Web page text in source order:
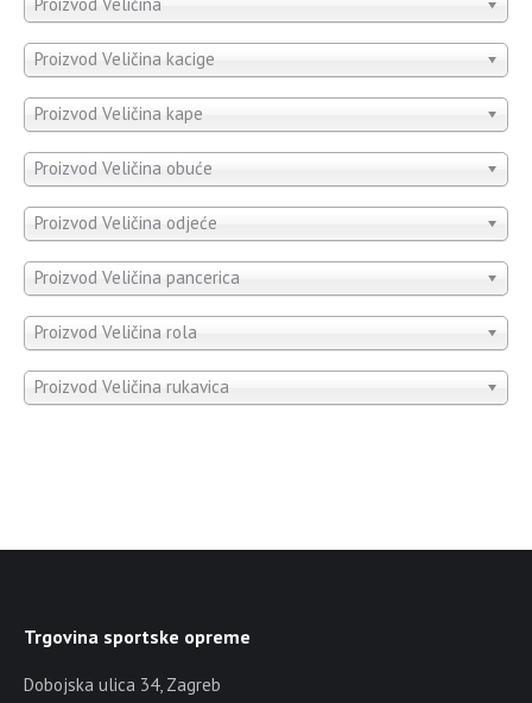
Proizvod Veličina kacige
Proizvod Veličina kape
Proizvod Veličina obuće
Proizvod Veličina odjeće
Proizvod Veličina pancerica
Proizvod Veličina rola
Proizvod Veličina rukavica
Trgovina sportske opreme
Dobojska ulica 34, Zagreb